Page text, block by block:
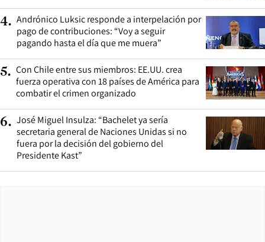
4. Andrónico Luksic responde a interpelación por
pago de contribuciones: “Voy a seguir
pagando hasta el día que me muera”
5. Con Chile entre sus miembros: EE.UU. crea
fuerza operativa con 18 países de América para
combatir el crimen organizado
6. José Miguel Insulza: “Bachelet ya sería
secretaria general de Naciones Unidas si no
fuera por la decisión del gobierno del
Presidente Kast”